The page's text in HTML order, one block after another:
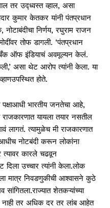
तर उद्ध्वस्त व्हाल, असा
कुमार केतकर यांनी पंतप्रधान
नोटाबंदीचा निर्णय, रघुराम राजन
तोफ डागली. ‘पंतप्रधान
बँक ऑफ इंडियाचं अवमूल्यन केलं.
असा थेट आरोप त्यांनी केला. या
होते.
पक्षाआधी भारतीय जनतेचा आहे,
यायला तयार नसतील
लागतं. त्यामुळेच मी राजकारणात
नोटबंदी करून लोकांना
त्यावर कारले चढवून
दिला उच्चार त्यांनी केला.लोक
मात्र निवडणुकीची आश्वासने कुठे
शेतकऱ्यांच्या
तर अधिक दर तर लांब आहेत